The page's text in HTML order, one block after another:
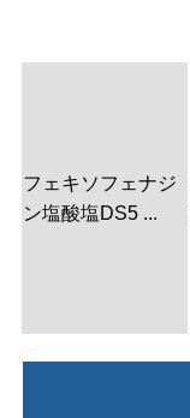
フェキソフェナジ
ン塩酸塩DS5 ...